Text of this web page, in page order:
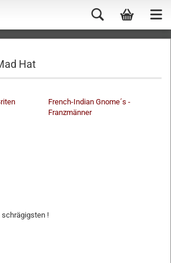
Hat
French-Indian Gnome´s -
Franzmänner
schrägigsten !